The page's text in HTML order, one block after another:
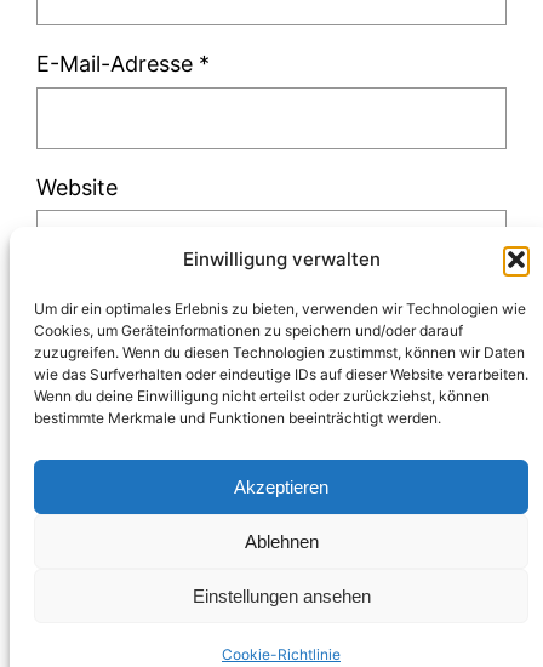
Einwilligung verwalten
Um dir ein optimales Erlebnis zu bieten, verwenden wir Technologien wie
Cookies, um Geräteinformationen zu speichern und/oder darauf
zuzugreifen. Wenn du diesen Technologien zustimmst, können wir Daten
wie das Surfverhalten oder eindeutige IDs auf dieser Website verarbeiten.
Wenn du deine Einwilligung nicht erteilst oder zurückziehst, können
bestimmte Merkmale und Funktionen beeinträchtigt werden.
Akzeptieren
Ablehnen
Einstellungen ansehen
Cookie-Richtlinie
E-Mail-Adresse *
Website
Diese Website verwendet Akismet, um Spam
zu reduzieren.Erfahre, wie deine
Kommentardaten verarbeitet werden.
Impressum & DatenschutzBlogabo